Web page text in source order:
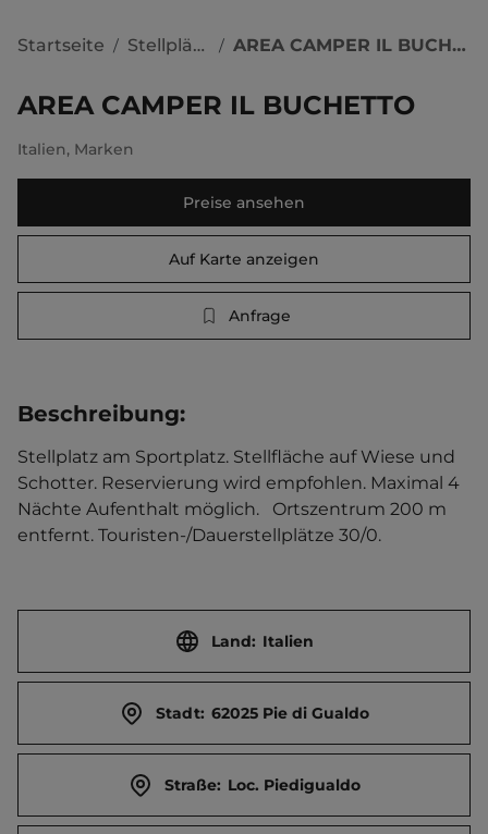
Startseite / Stellplätze / AREA CAMPER IL BUCHETTO
AREA CAMPER IL BUCHETTO
Italien, Marken
Preise ansehen
Auf Karte anzeigen
Anfrage
Beschreibung:
Stellplatz am Sportplatz. Stellfläche auf Wiese und
Schotter. Reservierung wird empfohlen. Maximal 4
Nächte Aufenthalt möglich.   Ortszentrum 200 m
entfernt. Touristen-/Dauerstellplätze 30/0.
Land: Italien
Stadt: 62025 Pie di Gualdo
Straße: Loc. Piedigualdo